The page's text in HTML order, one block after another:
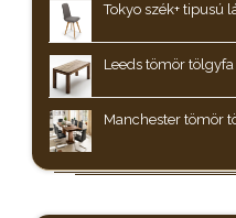
Tokyo szék+ tipusú
Leeds tömör
Manchester tömör